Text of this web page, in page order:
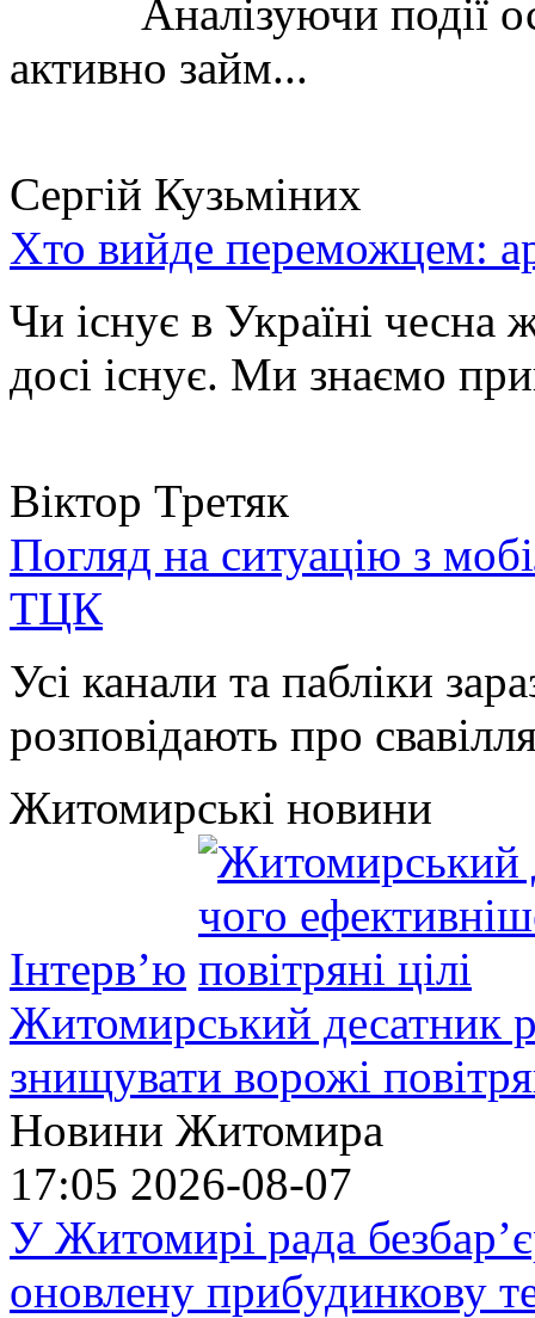
Аналізуючи події
активно займ...
Сергій Кузьміних
Хто вийде переможцем:
Чи існує в Україні чесна
досі існує. Ми знаємо
Віктор Третяк
Погляд на ситуацію з
ТЦК
Усі канали та пабліки
розповідають про
Житомирські новини
Інтерв’ю
Житомирський десатник
знищувати ворожі
Новини Житомира
17:05 2026-08-07
У Житомирі рада
оновлену прибудинкову